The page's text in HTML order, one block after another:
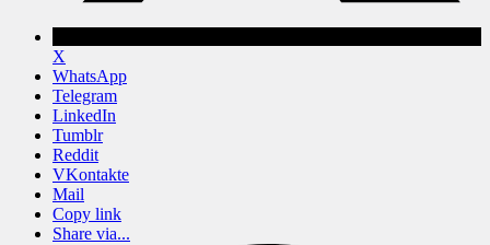
X
WhatsApp
Telegram
LinkedIn
Tumblr
Reddit
VKontakte
Mail
Copy link
Share via...